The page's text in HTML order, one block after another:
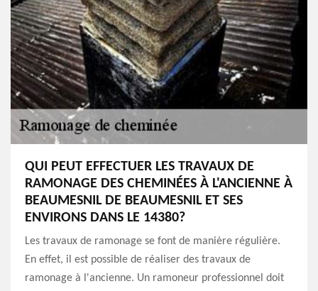
QUI PEUT EFFECTUER LES TRAVAUX DE
RAMONAGE DES CHEMINÉES À L'ANCIENNE À
BEAUMESNIL DE BEAUMESNIL ET SES
ENVIRONS DANS LE 14380?
Les travaux de ramonage se font de manière régulière.
En effet, il est possible de réaliser des travaux de
ramonage à l'ancienne. Un ramoneur professionnel doit